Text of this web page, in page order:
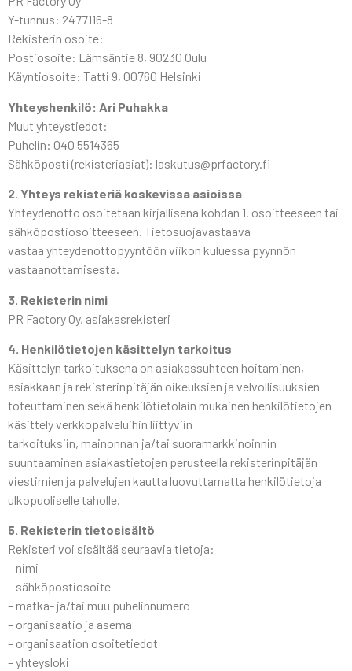
Y-tunnus: 2477116-8
Rekisterin osoite:
Postiosoite: Lämsäntie 8, 90230 Oulu
Käyntiosoite: Tatti 9, 00760 Helsinki
Yhteyshenkilö: Ari Puhakka
Muut yhteystiedot:
Puhelin: 040 5514365
Sähköposti (rekisteriasiat): laskutus@prfactory.fi
2. Yhteys rekisteriä koskevissa asioissa
Yhteydenotto osoitetaan kirjallisena kohdan 1. osoitteeseen tai
sähköpostiosoitteeseen. Tietosuojavastaava
vastaa yhteydenottopyyntöön viikon kuluessa pyynnön
vastaanottamisesta.
3. Rekisterin nimi
PR Factory Oy, asiakasrekisteri
4. Henkilötietojen käsittelyn tarkoitus
Käsittelyn tarkoituksena on asiakassuhteen hoitaminen,
asiakkaan ja rekisterinpitäjän oikeuksien ja velvollisuuksien
toteuttaminen sekä henkilötietolain mukainen henkilötietojen
käsittely verkkopalveluihin liittyviin
tarkoituksiin, mainonnan ja/tai suoramarkkinoinnin
suuntaaminen asiakastietojen perusteella rekisterinpitäjän
viestimien ja palvelujen kautta luovuttamatta henkilötietoja
ulkopuoliselle taholle.
5. Rekisterin tietosisältö
Rekisteri voi sisältää seuraavia tietoja:
– nimi
– sähköpostiosoite
– matka- ja/tai muu puhelinnumero
– organisaatio ja asema
– organisaation osoitetiedot
– yhteysloki